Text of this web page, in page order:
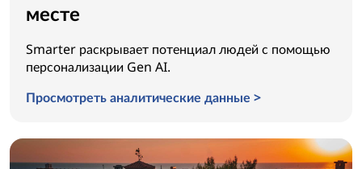
месте
Smarter раскрывает потенциал людей с помощью
персонализации Gen AI.
Просмотреть аналитические данные >